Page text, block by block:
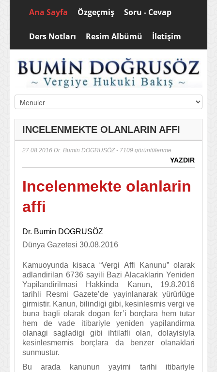
Ana Sayfa Özgeçmiş Soru - Cevap
Ders Notları Resim Albümü İletişim
INCELENMEKTE OLANLARIN AFFI
27.08.2016 Dr. Bumin DOGRUSÖZ- 7109 görüntülenme
YAZDIR
Incelenmekte olanlarin
affi
Dr. Bumin DOGRUSÖZ
Dünya Gazetesi 30.08.2016
Kamuoyunda kisaca “Vergi Affi Kanunu” olarak
adlandirilan 6736 sayili Bazi Alacaklarin Yeniden
Yapilandirilmasi Hakkinda Kanun, 19.8.2016
tarihli Resmi Gazete’de yayinlanarak yürürlüge
girmistir. Kanun, bilindigi gibi, kesinlesmis vergi ve
buna bagli olarak dogan fer’i borçlara hem tutar
hem de vade itibariyle yeniden yapilandirma
olanagi sagladigi gibi ihtilafli olan, dolayisiyla
kesinlesmemis borçlara da benzer olanaklari
sunmustur.
Bu arada kanunun yayimi tarihi itibariyle